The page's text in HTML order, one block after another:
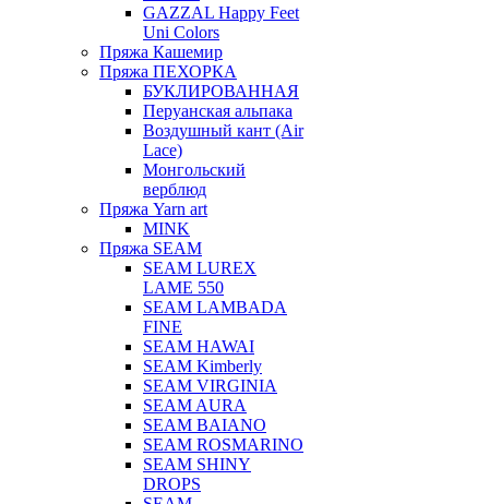
GAZZAL Happy Feet
Uni Colors
Пряжа Кашемир
Пряжа ПЕХОРКА
БУКЛИРОВАННАЯ
Перуанская альпака
Воздушный кант (Air
Lace)
Монгольский
верблюд
Пряжа Yarn art
MINK
Пряжа SEAM
SEAM LUREX
LAME 550
SEAM LAMBADA
FINE
SEAM HAWAI
SEAM Kimberly
SEAM VIRGINIA
SEAM AURA
SEAM BAIANO
SEAM ROSMARINO
SEAM SHINY
DROPS